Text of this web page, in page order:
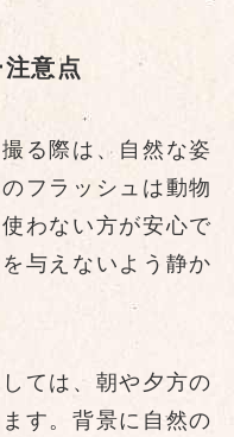
意点
る際は、自然な姿
フラッシュは動物
わない方が安心で
与えないよう静か
ては、朝や夕方の
す。背景に自然の